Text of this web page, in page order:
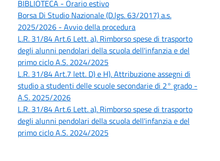
BIBLIOTECA - Orario estivo
Borsa Di Studio Nazionale (D.lgs. 63/2017) a.s.
2025/2026 - Avvio della procedura
L.R. 31/84 Art.6 Lett. a). Rimborso spese di trasporto
degli alunni pendolari della scuola dell'infanzia e del
primo ciclo A.S. 2024/2025
L.R. 31/84 Art.7 lett. D) e H). Attribuzione assegni di
studio a studenti delle scuole secondarie di 2° grado -
A.S. 2025/2026
L.R. 31/84 Art.6 Lett. a). Rimborso spese di trasporto
degli alunni pendolari della scuola dell'infanzia e del
primo ciclo A.S. 2024/2025